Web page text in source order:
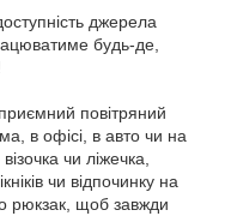
джерела
будь-де,
повітряний
в офісі, в авто чи на
чи ліжечка,
чи відпочинку на
рюкзак, щоб завжди